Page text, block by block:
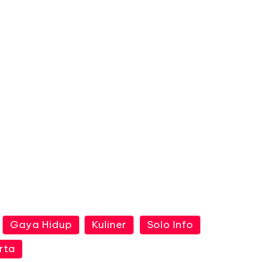
Gaya Hidup Kuliner
Solo Info